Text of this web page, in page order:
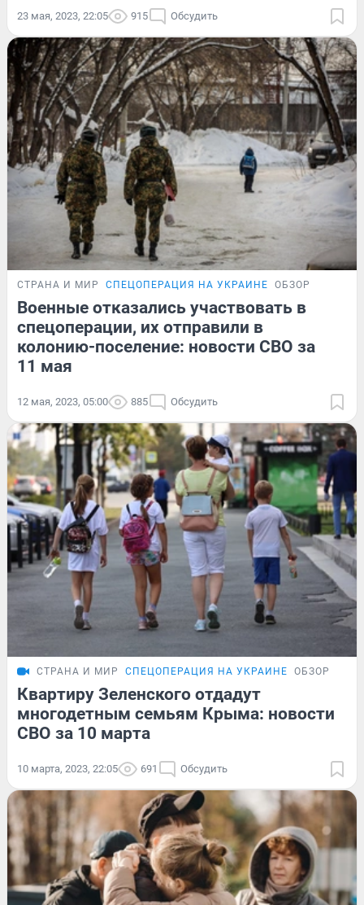
23 мая, 2023, 22:05 915 Обсудить
СТРАНА И МИР СПЕЦОПЕРАЦИЯ НА УКРАИНЕ ОБЗОР
Военные отказались участвовать в
спецоперации, их отправили в
колонию-поселение: новости СВО за
11 мая
12 мая, 2023, 05:00 885 Обсудить
СТРАНА И МИР СПЕЦОПЕРАЦИЯ НА УКРАИНЕ ОБЗОР
Квартиру Зеленского отдадут
многодетным семьям Крыма: новости
СВО за 10 марта
10 марта, 2023, 22:05 691 Обсудить